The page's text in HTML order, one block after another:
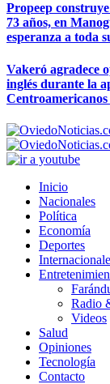
Propeep
73 años, en
esperanza a toda
Vakeró agradece
inglés durante la
Inicio
Nacionales
Política
Economía
Deportes
Radio
Videos
Salud
Opiniones
Tecnología
Contacto